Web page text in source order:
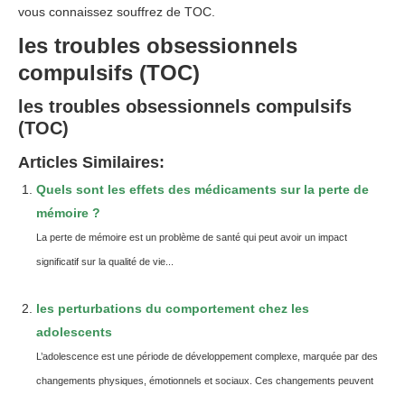
vous connaissez souffrez de TOC.
les troubles obsessionnels
compulsifs (TOC)
les troubles obsessionnels compulsifs
(TOC)
Articles Similaires:
Quels sont les effets des médicaments sur la perte de
mémoire ?
La perte de mémoire est un problème de santé qui peut avoir un impact
significatif sur la qualité de vie...
les perturbations du comportement chez les
adolescents
L’adolescence est une période de développement complexe, marquée par des
changements physiques, émotionnels et sociaux. Ces changements peuvent